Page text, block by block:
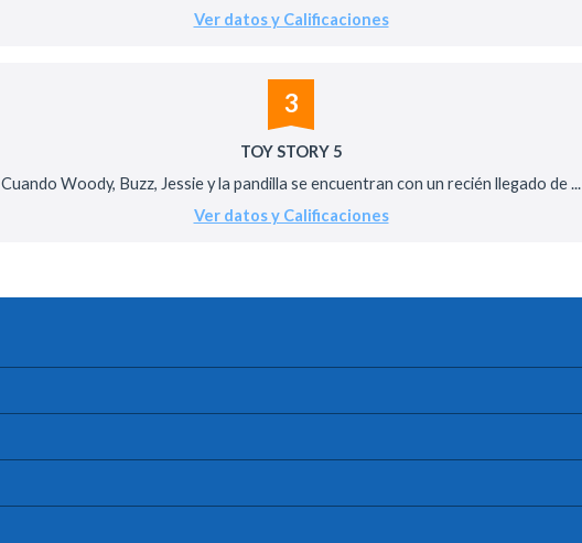
Ver datos y Calificaciones
3
TOY STORY 5
Cuando Woody, Buzz, Jessie y la pandilla se encuentran con un recién llegado de ...
Ver datos y Calificaciones